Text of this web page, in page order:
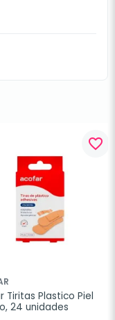
favorite_border
Tiritas Plastico Piel
24 unidades